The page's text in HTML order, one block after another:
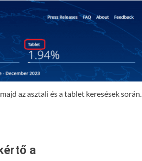
az asztali és a tablet keresések során.
a